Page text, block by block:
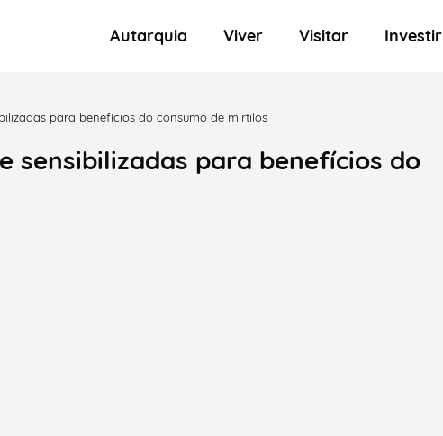
Autarquia Viver Visitar Investir
para benefícios do consumo de mirtilos
sensibilizadas para benefícios do